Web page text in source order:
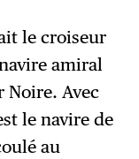
le croiseur
amiral
Noire. Avec
le navire de
au